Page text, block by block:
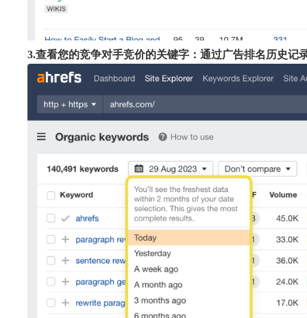
3.查看您的竞争对手竞价的关键字：通过广告排名历史